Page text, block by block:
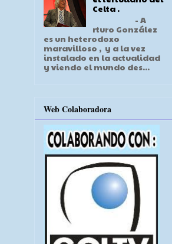
Celta .
- A
rturo González
es un heterodoxo
maravilloso , y a la vez
instalado en la actualidad
y viendo el mundo des...
Web Colaboradora